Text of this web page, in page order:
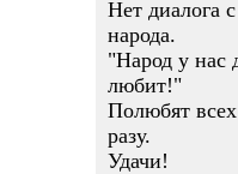
Нет диалога
народа.
"Народ у
любит!"
Полюбят
разу.
Удачи!